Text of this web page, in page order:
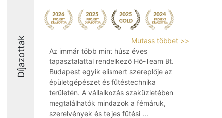
Díjazottak
Mutass többet >>
Az immár több mint húsz éves
tapasztalattal rendelkező Hő-Team Bt.
Budapest egyik elismert szereplője az
épületgépészet és fűtéstechnika
területén. A vállalkozás szaküzletében
megtalálhatók mindazok a fémáruk,
szerelvények és teljes fűtési ...